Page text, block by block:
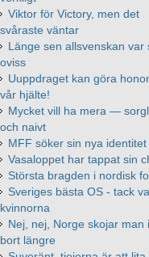
Viktor för Victory, men det
svåraste väntar
Länge sen allsvenskan var
oviss
Uuppdraget kan göra
vår hjälte!
Mycket vill ha mera —
och naivt
MFF söker sin nya identitet
Vasaloppet har tappat sin
Största bragden i nordisk
Sveriges bästa OS - tack
kvinnorna
Nej, nej, Norge skojar man
bort längre